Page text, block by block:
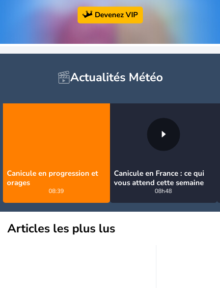
Devenez VIP
Actualités Météo
Canicule en progression et
orages
08:39
Canicule en France : ce qui
vous attend cette semaine
08h48
Articles les plus lus